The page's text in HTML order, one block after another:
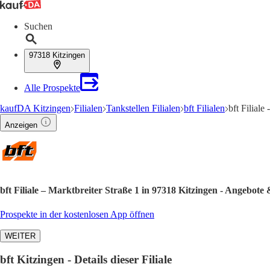
Suchen
97318 Kitzingen
Alle Prospekte
kaufDA Kitzingen Filialen Tankstellen Filialen bft Filialen bft Filiale
Anzeigen
bft Filiale – Marktbreiter Straße 1 in 97318 Kitzingen - Angebote
Prospekte in der kostenlosen App öffnen
WEITER
bft Kitzingen - Details dieser Filiale